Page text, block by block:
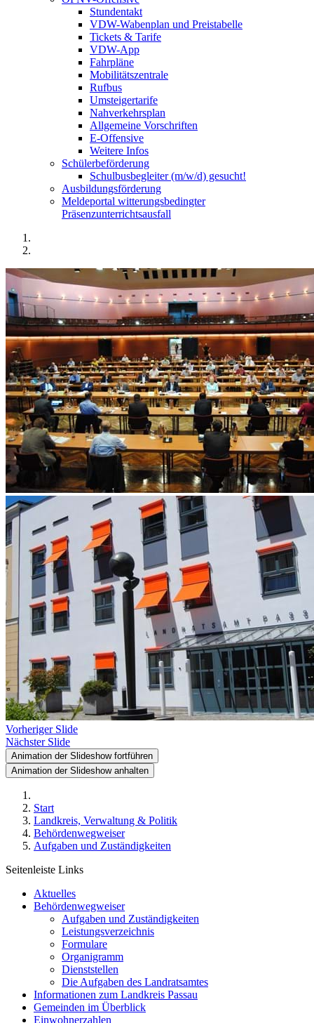
Stundentakt
VDW-Wabenplan und Preistabelle
Tickets & Tarife
VDW-App
Fahrpläne
Mobilitätszentrale
Rufbus
Umsteigertarife
Nahverkehrsplan
Allgemeine Vorschriften
E-Offensive
Weitere Infos
Schülerbeförderung
Schulbusbegleiter (m/w/d) gesucht!
Ausbildungsförderung
Meldeportal witterungsbedingter
Präsenzunterrichtsausfall
Vorheriger Slide
Nächster Slide
Animation der Slideshow fortführen
Animation der Slideshow anhalten
Start
Landkreis, Verwaltung & Politik
Behördenwegweiser
Aufgaben und Zuständigkeiten
Seitenleiste Links
Aktuelles
Behördenwegweiser
Aufgaben und Zuständigkeiten
Leistungsverzeichnis
Formulare
Organigramm
Dienststellen
Die Aufgaben des Landratsamtes
Informationen zum Landkreis Passau
Gemeinden im Überblick
Einwohnerzahlen